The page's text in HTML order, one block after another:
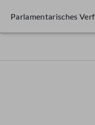
Parlamentarisches